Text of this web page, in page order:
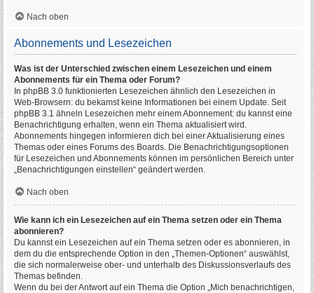
Nach oben
Abonnements und Lesezeichen
Was ist der Unterschied zwischen einem Lesezeichen und einem
Abonnements für ein Thema oder Forum?
In phpBB 3.0 funktionierten Lesezeichen ähnlich den Lesezeichen in
Web-Browsern: du bekamst keine Informationen bei einem Update. Seit
phpBB 3.1 ähneln Lesezeichen mehr einem Abonnement: du kannst eine
Benachrichtigung erhalten, wenn ein Thema aktualisiert wird.
Abonnements hingegen informieren dich bei einer Aktualisierung eines
Themas oder eines Forums des Boards. Die Benachrichtigungsoptionen
für Lesezeichen und Abonnements können im persönlichen Bereich unter
„Benachrichtigungen einstellen“ geändert werden.
Nach oben
Wie kann ich ein Lesezeichen auf ein Thema setzen oder ein Thema
abonnieren?
Du kannst ein Lesezeichen auf ein Thema setzen oder es abonnieren, in
dem du die entsprechende Option in den „Themen-Optionen“ auswählst,
die sich normalerweise ober- und unterhalb des Diskussionsverlaufs des
Themas befinden.
Wenn du bei der Antwort auf ein Thema die Option „Mich benachrichtigen,